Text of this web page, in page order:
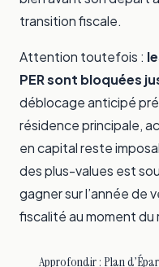
transition fiscale.
Attention toutefois :
PER sont bloquées
déblocage anticipé
résidence principale,
en capital reste
des plus-values est
gagner sur l’année de
fiscalité au moment du
Approfondir : Plan